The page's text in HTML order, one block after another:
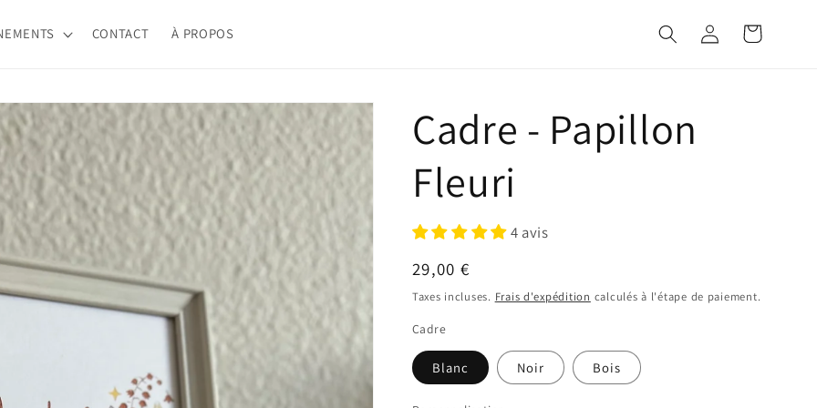
CONTACT À PROPOS Connexion Panier
Cadre - Papillon
Fleuri
4 avis
Prix
habituel
29,00 €
Taxes incluses. Frais d'expédition calculés à l'étape de paiement.
Cadre
Blanc Noir Bois